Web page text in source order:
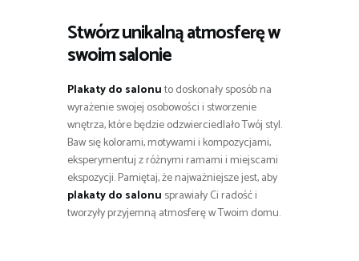
Stwórz unikalną atmosferę w
swoim salonie
Plakaty do salonuto doskonały sposób na
wyrażenie swojej osobowości i stworzenie
wnętrza, które będzie odzwierciedlało Twój styl.
Baw się kolorami, motywami i kompozycjami,
eksperymentuj z różnymi ramami i miejscami
ekspozycji. Pamiętaj, że najważniejsze jest, aby
plakaty do salonu sprawiały Ci radość i
tworzyły przyjemną atmosferę w Twoim domu.